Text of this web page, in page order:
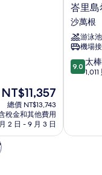
現
在
價
格
為
NT$11,357
NT$11,357
總價 NT$13,743
稅金和其他費用
2 日 - 9 月 3 日
峇
里
島
希
爾
頓
度
峇里島
沙萬根
游泳池
機場
9.0
分，
棒
9.0 太